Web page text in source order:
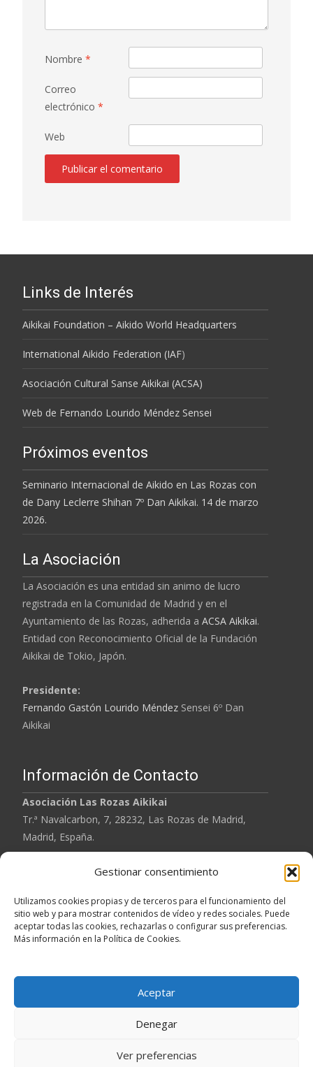
Gestionar consentimiento
Utilizamos cookies propias y de terceros para el funcionamiento del
sitio web y para mostrar contenidos de vídeo y redes sociales. Puede
aceptar todas las cookies, rechazarlas o configurar sus preferencias.
Más información en la Política de Cookies.
Aceptar
Denegar
Ver preferencias
Nombre *
Correo
electrónico *
Web
Links de Interés
Aikikai Foundation – Aikido World Headquarters
International Aikido Federation (IAF)
Asociación Cultural Sanse Aikikai (ACSA)
Web de Fernando Lourido Méndez Sensei
Próximos eventos
Seminario Internacional de Aikido en Las Rozas con
de Dany Leclerre Shihan 7º Dan Aikikai. 14 de marzo
2026.
La Asociación
La Asociación es una entidad sin animo de lucro
registrada en la Comunidad de Madrid y en el
Ayuntamiento de las Rozas, adherida a ACSA Aikikai.
Entidad con Reconocimiento Oficial de la Fundación
Aikikai de Tokio, Japón.
Presidente:
Fernando Gastón Lourido Méndez Sensei 6º Dan
Aikikai
Información de Contacto
Asociación Las Rozas Aikikai
Tr.ª Navalcarbon, 7, 28232, Las Rozas de Madrid,
Madrid, España.
Tel: 620 901 567
Aviso Legal